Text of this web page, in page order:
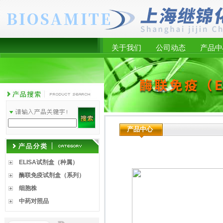
关于我们 公司动态 产品
ELISA试剂盒（种属）
酶联免疫试剂盒（系列）
细胞株
中药对照品
产品中心